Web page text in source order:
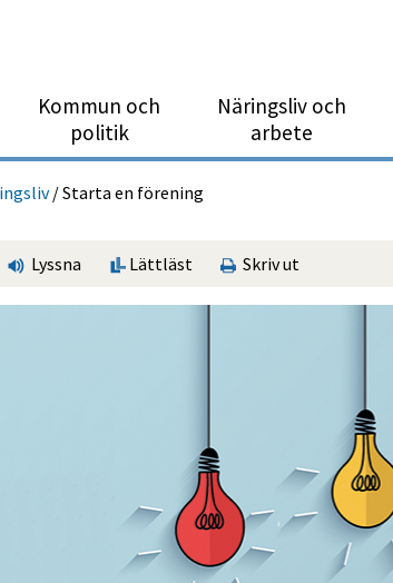
Kommun och
politik
Närings­liv och
arbete
/Starta en förening
Lyssna Lättläst Skriv ut